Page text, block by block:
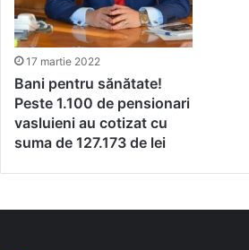
17 martie 2022
Bani pentru sănătate!
Peste 1.100 de pensionari
vasluieni au cotizat cu
suma de 127.173 de lei